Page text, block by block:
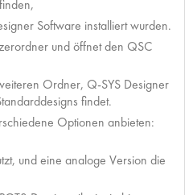
Software installiert wurden.
und öffnet den QSC
Ordner, Q-SYS Designer
findet.
Optionen anbieten:
und eine analoge Version die